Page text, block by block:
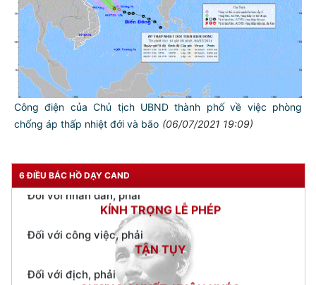
Công điện của Chủ tịch UBND thành phố về việc phòng
chống áp thấp nhiệt đới và bão (06/07/2021 19:09)
6 ĐIỀU BÁC HỒ DẠY CAND
Đối với tự mình, phải
CẦN, KIỆM, LIÊM, CHÍNH
Đối với đồng sự, phải
THÂN ÁI GIÚP ĐỠ
Đối với chính phủ, phải
TUYỆT ĐỐI TRUNG THÀNH
Đối với công việc, phải
TẬN TỤY
CƯƠNG QUYẾT, KHÔN KHÉO
Trích thư Chủ tịch Hồ Chí Minh
gửi Công an Khu XII,